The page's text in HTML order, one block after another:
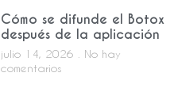
Cómo se difunde el Botox
después de la aplicación
julio 14, 2026
No hay
comentarios